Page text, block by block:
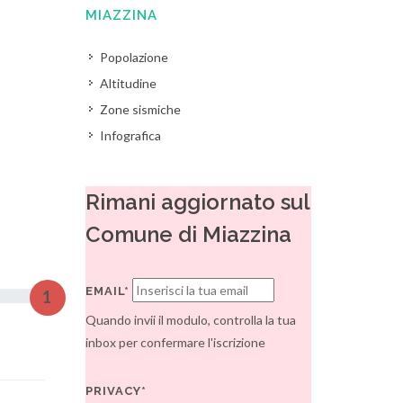
1
MIAZZINA
Popolazione
Altitudine
Zone sismiche
Infografica
Rimani aggiornato sul
Comune di Miazzina
EMAIL*
Quando invii il modulo, controlla la tua
inbox per confermare l'iscrizione
PRIVACY*